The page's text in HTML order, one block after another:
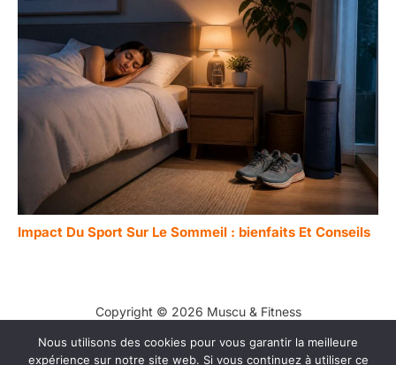
Impact Du Sport Sur Le Sommeil : bienfaits Et Conseils
Copyright © 2026 Muscu & Fitness
Contact
Nous utilisons des cookies pour vous garantir la meilleure
expérience sur notre site web. Si vous continuez à utiliser ce